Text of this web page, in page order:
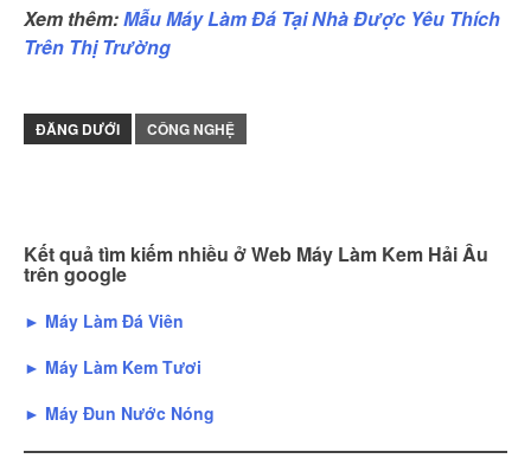
Xem thêm:Mẫu Máy Làm Đá Tại Nhà Được Yêu Thích
Trên Thị Trường
ĐĂNG DƯỚI CÔNG NGHỆ
Kết quả tìm kiếm nhiều ở Web Máy Làm Kem Hải Âu
trên google
► Máy Làm Đá Viên
► Máy Làm Kem Tươi
► Máy Đun Nước Nóng